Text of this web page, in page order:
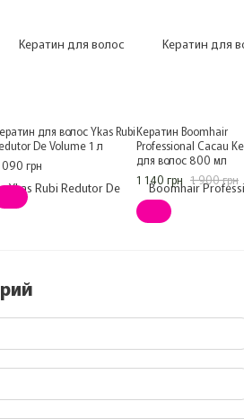
для волос Ykas Rubi
De Volume 1 л
090 грн
Кератин Boomhair
Professional Cacau
для волос 800 мл
1 140 грн 1 900 грн